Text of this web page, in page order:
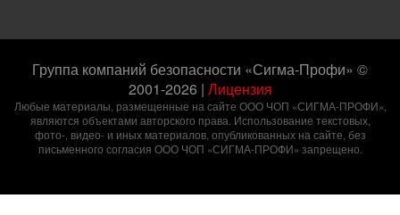
Группа компаний безопасности «Сигма-Профи» ©
2001-2026 | Лицензия
Любые материалы, размещенные на сайте ООО ЧОП «СИГМА-ПРОФИ»,
являются объектами авторского права. Использование текстовых,
фото-, видео- и иных материалов, опубликованных на сайте, без
письменного согласия ООО ЧОП «СИГМА-ПРОФИ» запрещено.